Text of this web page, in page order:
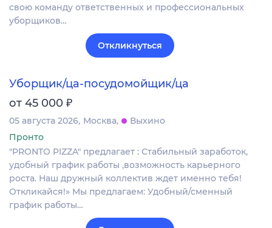
свою команду ответственных и профессиональных
уборщиков…
Откликнуться
Уборщик/ца-посудомойщик/ца
от 45 000 ₽
05 августа 2026 Москва
Выхино
Пронто
"PRONTO PIZZA" предлагает : Стабильный заработок,
удобный график работы ,возможность карьерного
роста. Наш дружный коллектив ждет именно тебя!
Откликайся!» Мы предлагаем: Удобный/сменный
график работы…